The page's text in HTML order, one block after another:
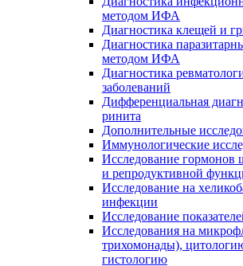
методом ИФА
Диагностика клещей и
Диагностика
методом ИФА
Диагностика
заболеваний
Дифференциальная
ринита
Дополнительные
Иммунологические
Исследование гормонов
и репродуктивной
Исследование на
инфекции
Исследование
Исследования на
трихомонады),
гистологию